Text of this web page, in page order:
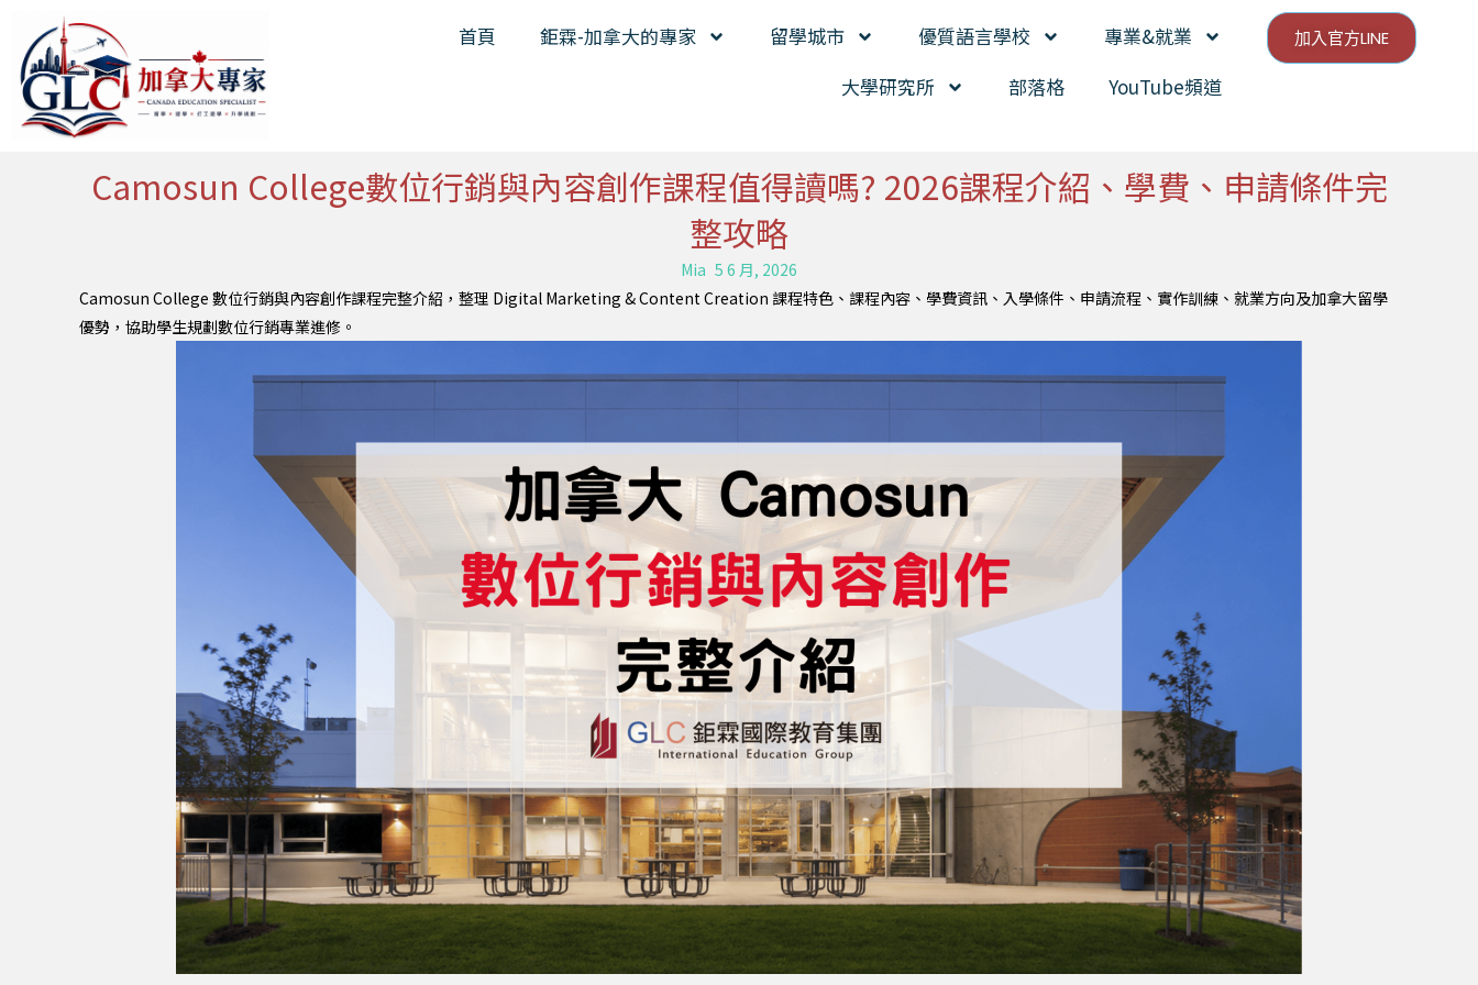
首頁 鉅霖-加拿大的專家 留學城市 優質語言學校
專業&就業
大學研究所
部落格 YouTube頻道
加入官方LINE
Camosun College數位行銷與內容創作課程值得讀嗎? 2026課程介紹、學費、申請條件完
整攻略
Mia 5 6 月, 2026
Camosun College 數位行銷與內容創作課程完整介紹，整理 Digital Marketing & Content Creation 課程特色、課程內容、學費資訊、入學條件、申請流程、實作訓練、就業方向及加拿大留學
優勢，協助學生規劃數位行銷專業進修。